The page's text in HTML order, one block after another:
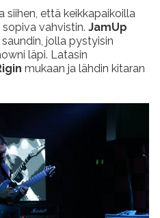
siihen, että keikkapaikoilla
vahvistin. JamUp
jolla pystyisin
läpi. Latasin
mukaan ja lähdin kitaran